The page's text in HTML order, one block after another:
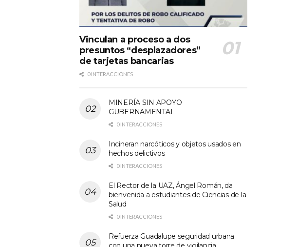
Vinculan a proceso a dos
presuntos “desplazadores”
de tarjetas bancarias
0 INTERACCIONES
MINERÍA SIN APOYO
GUBERNAMENTAL
0 INTERACCIONES
Incineran narcóticos y objetos usados en
hechos delictivos
0 INTERACCIONES
El Rector de la UAZ, Ángel Román, da
bienvenida a estudiantes de Ciencias de la
Salud
0 INTERACCIONES
Refuerza Guadalupe seguridad urbana